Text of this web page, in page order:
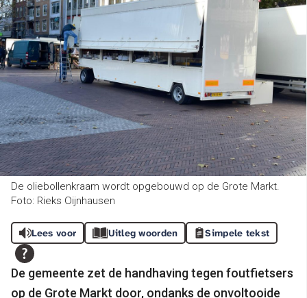
De oliebollenkraam wordt opgebouwd op de Grote Markt.
Foto: Rieks Oijnhausen
Lees voor Uitleg woorden Simpele tekst
De gemeente zet de handhaving tegen foutfietsers
op de Grote Markt door, ondanks de onvoltooide